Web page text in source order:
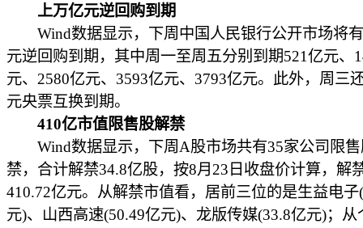
上万亿元逆回购到期
Wind数据显示，下周中国人民银行公开市场将有
元逆回购到期，其中周一至周五分别到期521亿元、
元、2580亿元、3593亿元、3793亿元。此外，周三
元央票互换到期。
410亿市值限售股解禁
Wind数据显示，下周A股市场共有35家公司限售
禁，合计解禁34.8亿股，按8月23日收盘价计算，解
410.72亿元。从解禁市值看，居前三位的是生益电子
元)、山西高速(50.49亿元)、龙版传媒(33.8亿元)；从